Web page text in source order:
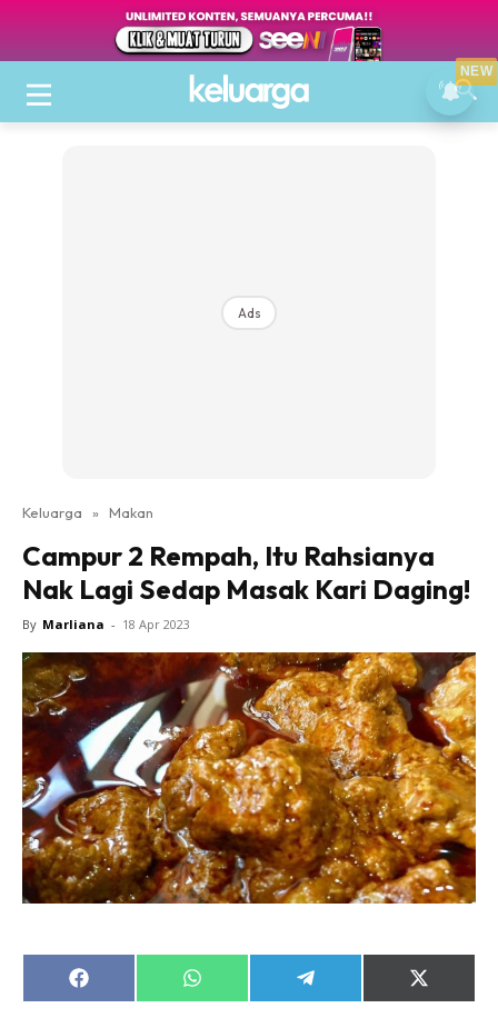
Ads
Keluarga » Makan
Campur 2 Rempah, Itu Rahsianya
Nak Lagi Sedap Masak Kari Daging!
By Marliana - 18 Apr 2023
Share
on
Share
on
Share
on
Share
on
NEW